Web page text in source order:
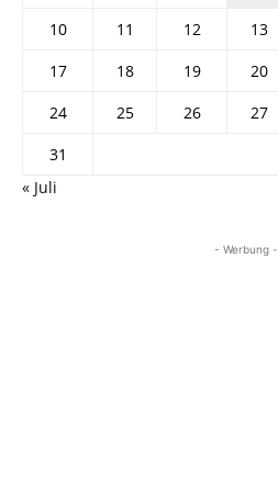
10
11 12 13
17
18 19 20
24
25 26 27
31
« Juli
- Werbung -